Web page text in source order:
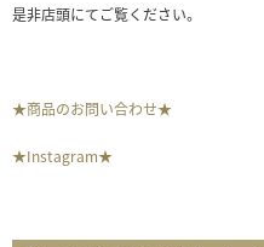
是非店頭にてご覧ください。
★商品のお問い合わせ★
★Instagram★